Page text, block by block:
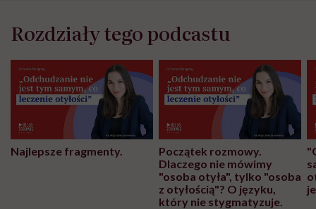
Rozdziały tego podcastu
Najlepsze fragmenty.
Początek rozmowy.
Dlaczego nie mówimy
"osoba otyła", tylko "osoba
z otyłością"? O języku,
który nie stygmatyzuje.